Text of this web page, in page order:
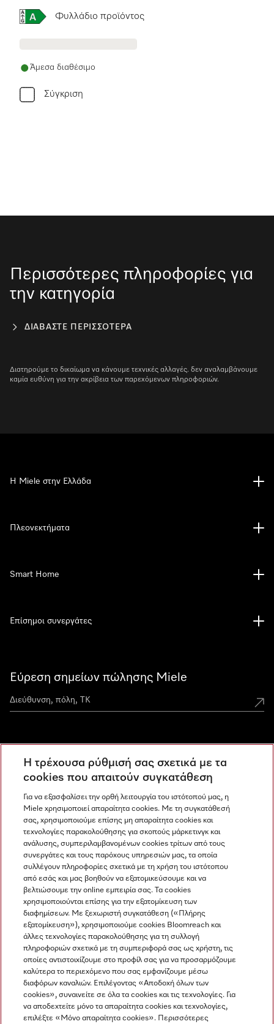
Online Label Flag, Ενεργειακή ετικέτα
Φυλλάδιο προϊόντος
Άμεσα διαθέσιμο
Σύγκριση
Περισσότερες πληροφορίες για
την κατηγορία
ΔΙΑΒΆΣΤΕ ΠΕΡΙΣΣΌΤΕΡΑ
Διατηρούμε το δικαίωμα να κάνουμε τεχνικές αλλαγές. δεν αναλαμβάνουμε
καμία ευθύνη για την ακρίβεια των παρεχόμενων πληροφοριών.
Εύρεση σημείων πώλησης Miele
Ανακαλύψτε τα Miele Experience Center
Newsletter
Η Miele στην Ελλάδα
Πλεονεκτήματα
Smart Home
Επίσημοι συνεργάτες
Η εταιρεία μας
Όροι και Προϋποθέσεις
Miele στο Instagram
Miele στο Facebook
Miele στο Youtube
Η τρέχουσα ρύθμισή σας σχετικά με τα
cookies που απαιτούν συγκατάθεση
Για να εξασφαλίσει την ορθή λειτουργία του ιστότοπού μας, η
Miele χρησιμοποιεί απαραίτητα cookies. Με τη συγκατάθεσή
σας, χρησιμοποιούμε επίσης μη απαραίτητα cookies και
τεχνολογίες παρακολούθησης για σκοπούς μάρκετινγκ και
ανάλυσης, συμπεριλαμβανομένων cookies τρίτων από τους
συνεργάτες και τους παρόχους υπηρεσιών μας, τα οποία
συλλέγουν πληροφορίες σχετικά με τη χρήση του ιστότοπου
από εσάς και μας βοηθούν να εξατομικεύσουμε και να
βελτιώσουμε την online εμπειρία σας. Τα cookies
χρησιμοποιούνται επίσης για την εξατομίκευση των
διαφημίσεων. Με ξεχωριστή συγκατάθεση («Πλήρης
εξατομίκευση»), χρησιμοποιούμε cookies Bloomreach και
άλλες τεχνολογίες παρακολούθησης για τη συλλογή
πληροφοριών σχετικά με τη συμπεριφορά σας ως χρήστη, τις
οποίες αντιστοιχίζουμε στο προφίλ σας για να προσαρμόζουμε
καλύτερα το περιεχόμενο που σας εμφανίζουμε μέσω
διαφόρων καναλιών. Επιλέγοντας «Αποδοχή όλων των
cookies», συναινείτε σε όλα τα cookies και τις τεχνολογίες. Για
να αποδεχτείτε μόνο τα απαραίτητα cookies και τεχνολογίες,
επιλέξτε «Μόνο απαραίτητα cookies». Περισσότερες